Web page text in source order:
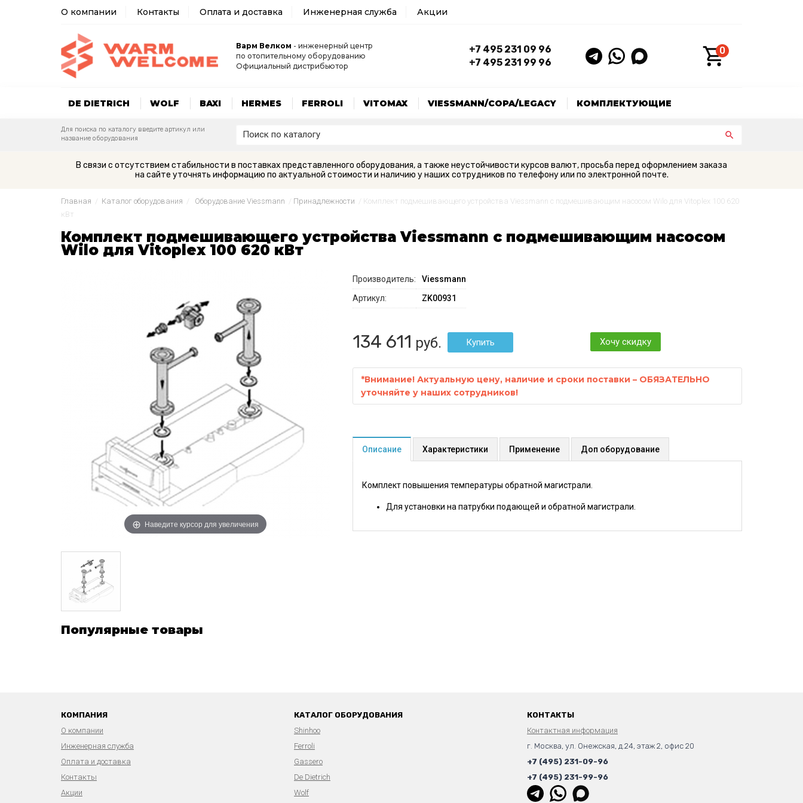
О компании Контакты Оплата и доставка Инженерная служба Акции
Варм Велком - инженерный центр
по отопительному оборудованию
Официальный дистрибьютор
+7 495 231 09 96
+7 495 231 99 96
0
DE DIETRICH WOLF BAXI HERMES FERROLI VITOMAX VIESSMANN/COPA/LEGACY КОМПЛЕКТУЮЩИЕ
Для поиска по каталогу введите артикул или
название оборудования
В связи с отсутствием стабильности в поставках представленного оборудования, а также неустойчивости курсов валют, просьба перед оформлением заказа
на сайте уточнять информацию по актуальной стоимости и наличию у наших сотрудников по телефону или по электронной почте.
Главная Каталог оборудования Оборудование Viessmann Принадлежности
Комплект подмешивающего устройства Viessmann с подмешивающим насосом Wilo для Vitoplex 100 620
кВт
Комплект подмешивающего устройства Viessmann с подмешивающим насосом
Wilo для Vitoplex 100 620 кВт
Наведите курсор для увеличения
Производитель:
Viessmann
Артикул:
ZK00931
134 611 руб. Хочу скидку
*Внимание! Актуальную цену, наличие и сроки поставки – ОБЯЗАТЕЛЬНО
уточняйте у наших сотрудников!
Описание Характеристики Применение Доп оборудование
Комплект повышения температуры обратной магистрали.
Для установки на патрубки подающей и обратной магистрали.
Популярные товары
КОМПАНИЯ
О компании
Инженерная служба
Оплата и доставка
Контакты
Акции
КАТАЛОГ ОБОРУДОВАНИЯ
Shinhoo
Ferroli
Gassero
De Dietrich
Wolf
КОНТАКТЫ
Контактная информация
г. Москва, ул. Онежская, д.24, этаж 2, офис 20
+7 (495) 231-09-96
+7 (495) 231-99-96